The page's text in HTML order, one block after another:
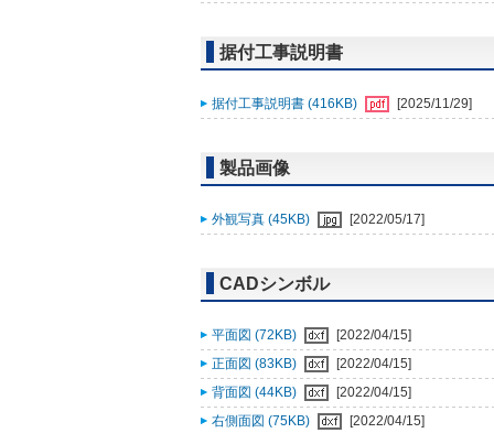
据付工事説明書
据付工事説明書 (416KB) [2025/11/29]
製品画像
外観写真 (45KB) [2022/05/17]
CADシンボル
平面図 (72KB)
[2022/04/15]
正面図 (83KB)
[2022/04/15]
背面図 (44KB)
[2022/04/15]
右側面図 (75KB)
[2022/04/15]